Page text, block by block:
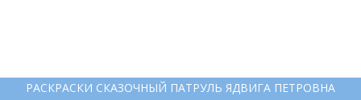
РАСКРАСКИ СКАЗОЧНЫЙ ПАТРУЛЬ ЯДВИГА ПЕТРОВНА